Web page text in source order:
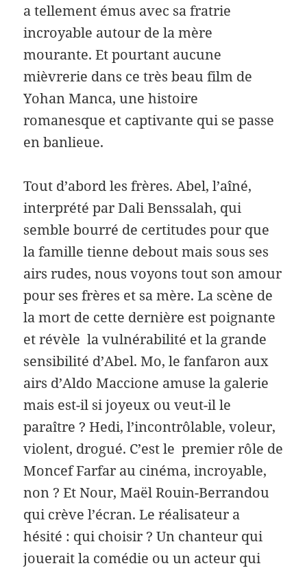
a tellement émus avec sa fratrie
incroyable autour de la mère
mourante. Et pourtant aucune
mièvrerie dans ce très beau film de
Yohan Manca, une histoire
romanesque et captivante qui se passe
en banlieue.
Tout d’abord les frères. Abel, l’aîné,
interprété par Dali Benssalah, qui
semble bourré de certitudes pour que
la famille tienne debout mais sous ses
airs rudes, nous voyons tout son amour
pour ses frères et sa mère. La scène de
la mort de cette dernière est poignante
et révèle la vulnérabilité et la grande
sensibilité d’Abel. Mo, le fanfaron aux
airs d’Aldo Maccione amuse la galerie
mais est-il si joyeux ou veut-il le
paraître ? Hedi, l’incontrôlable, voleur,
violent, drogué. C’est le premier rôle de
Moncef Farfar au cinéma, incroyable,
non ? Et Nour, Maël Rouin-Berrandou
qui crève l’écran. Le réalisateur a
hésité : qui choisir ? Un chanteur qui
jouerait la comédie ou un acteur qui